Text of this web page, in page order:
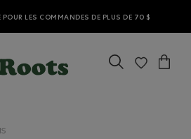
LES COMMANDES DE PLUS DE 70 $